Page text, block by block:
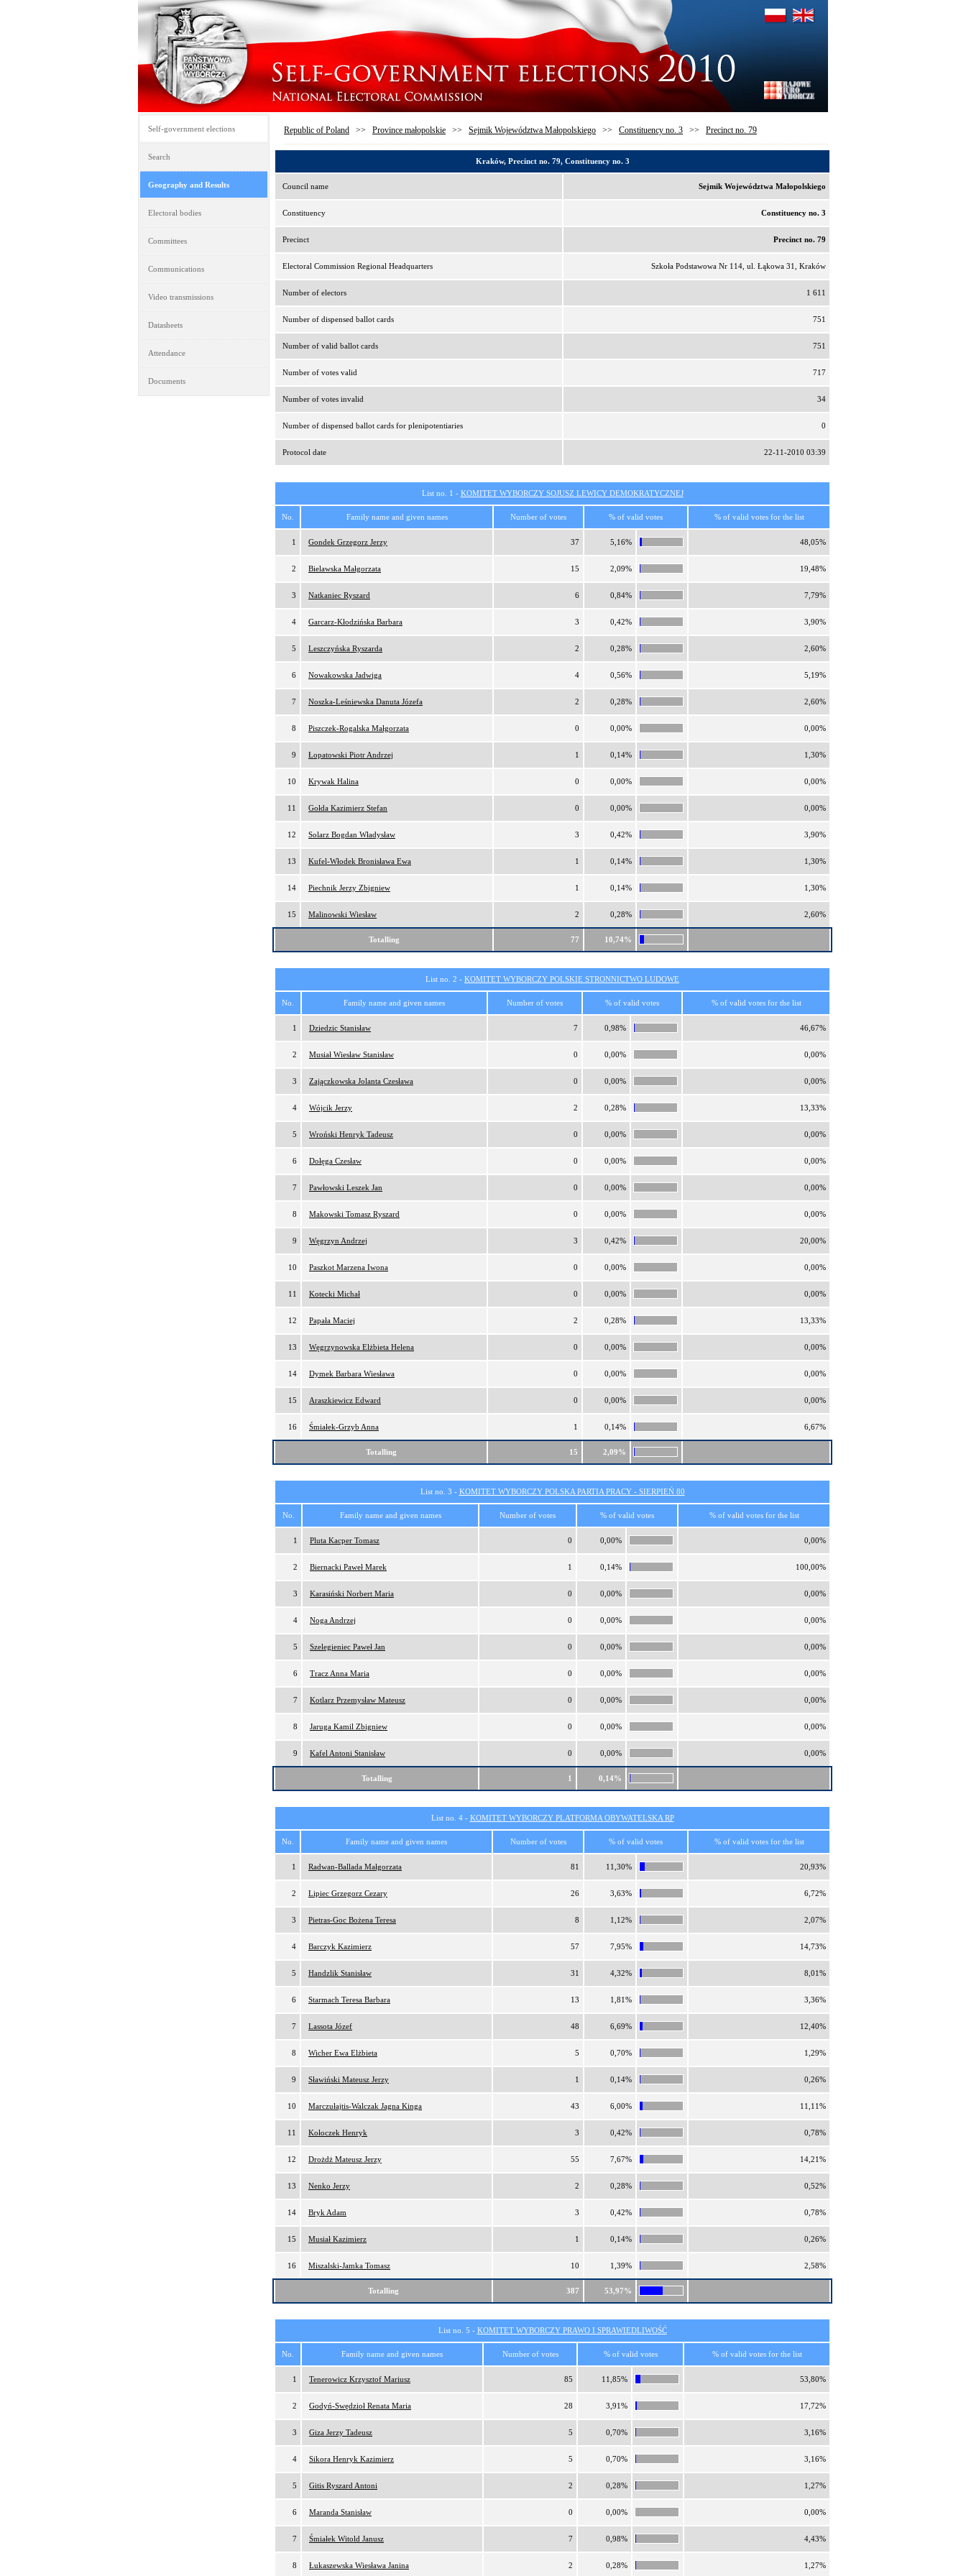
Self-government elections
Search
Geography and Results
Electoral bodies
Committees
Communications
Video transmissions
Datasheets
Attendance
Documents
Republic of Poland >> Province małopolskie >> Sejmik Województwa Małopolskiego >> Constituency no. 3 >> Precinct no. 79
Kraków, Precinct no. 79, Constituency no. 3
Council name Sejmik Województwa Małopolskiego
Constituency Constituency no. 3
Precinct Precinct no. 79
Electoral Commission Regional Headquarters Szkoła Podstawowa Nr 114, ul. Łąkowa 31, Kraków
Number of electors 1 611
Number of dispensed ballot cards 751
Number of valid ballot cards 751
Number of votes valid 717
Number of votes invalid 34
Number of dispensed ballot cards for plenipotentiaries 0
Protocol date 22-11-2010 03:39
List no. 1 - KOMITET WYBORCZY SOJUSZ LEWICY DEMOKRATYCZNEJ
No. Family name and given names Number of votes % of valid votes % of valid votes for the list
1 Gondek Grzegorz Jerzy 37 5,16% 48,05%
2 Bielawska Małgorzata 15 2,09% 19,48%
3 Natkaniec Ryszard 6 0,84% 7,79%
4 Garcarz-Kłodzińska Barbara 3 0,42% 3,90%
5 Leszczyńska Ryszarda 2 0,28% 2,60%
6 Nowakowska Jadwiga 4 0,56% 5,19%
7 Noszka-Leśniewska Danuta Józefa 2 0,28% 2,60%
8 Piszczek-Rogalska Małgorzata 0 0,00% 0,00%
9 Łopatowski Piotr Andrzej 1 0,14% 1,30%
10 Krywak Halina 0 0,00% 0,00%
11 Gołda Kazimierz Stefan 0 0,00% 0,00%
12 Solarz Bogdan Władysław 3 0,42% 3,90%
13 Kufel-Włodek Bronisława Ewa 1 0,14% 1,30%
14 Piechnik Jerzy Zbigniew 1 0,14% 1,30%
15 Malinowski Wiesław 2 0,28% 2,60%
Totalling 77 10,74%
List no. 2 - KOMITET WYBORCZY POLSKIE STRONNICTWO LUDOWE
No. Family name and given names Number of votes % of valid votes % of valid votes for the list
1 Dziedzic Stanisław 7 0,98% 46,67%
2 Musiał Wiesław Stanisław 0 0,00% 0,00%
3 Zajączkowska Jolanta Czesława 0 0,00% 0,00%
4 Wójcik Jerzy 2 0,28% 13,33%
5 Wroński Henryk Tadeusz 0 0,00% 0,00%
6 Dołęga Czesław 0 0,00% 0,00%
7 Pawłowski Leszek Jan 0 0,00% 0,00%
8 Makowski Tomasz Ryszard 0 0,00% 0,00%
9 Węgrzyn Andrzej 3 0,42% 20,00%
10 Paszkot Marzena Iwona 0 0,00% 0,00%
11 Kotecki Michał 0 0,00% 0,00%
12 Papała Maciej 2 0,28% 13,33%
13 Węgrzynowska Elżbieta Helena 0 0,00% 0,00%
14 Dymek Barbara Wiesława 0 0,00% 0,00%
15 Araszkiewicz Edward 0 0,00% 0,00%
16 Śmiałek-Grzyb Anna 1 0,14% 6,67%
Totalling 15 2,09%
List no. 3 - KOMITET WYBORCZY POLSKA PARTIA PRACY - SIERPIEŃ 80
No. Family name and given names Number of votes % of valid votes % of valid votes for the list
1 Pluta Kacper Tomasz 0 0,00% 0,00%
2 Biernacki Paweł Marek 1 0,14% 100,00%
3 Karasiński Norbert Maria 0 0,00% 0,00%
4 Noga Andrzej 0 0,00% 0,00%
5 Szelegieniec Paweł Jan 0 0,00% 0,00%
6 Tracz Anna Maria 0 0,00% 0,00%
7 Kotlarz Przemysław Mateusz 0 0,00% 0,00%
8 Jaruga Kamil Zbigniew 0 0,00% 0,00%
9 Kafel Antoni Stanisław 0 0,00% 0,00%
Totalling 1 0,14%
List no. 4 - KOMITET WYBORCZY PLATFORMA OBYWATELSKA RP
No. Family name and given names Number of votes % of valid votes % of valid votes for the list
1 Radwan-Ballada Małgorzata 81 11,30% 20,93%
2 Lipiec Grzegorz Cezary 26 3,63% 6,72%
3 Pietras-Goc Bożena Teresa 8 1,12% 2,07%
4 Barczyk Kazimierz 57 7,95% 14,73%
5 Handzlik Stanisław 31 4,32% 8,01%
6 Starmach Teresa Barbara 13 1,81% 3,36%
7 Lassota Józef 48 6,69% 12,40%
8 Wicher Ewa Elżbieta 5 0,70% 1,29%
9 Sławiński Mateusz Jerzy 1 0,14% 0,26%
10 Marczułajtis-Walczak Jagna Kinga 43 6,00% 11,11%
11 Kołoczek Henryk 3 0,42% 0,78%
12 Drożdż Mateusz Jerzy 55 7,67% 14,21%
13 Nenko Jerzy 2 0,28% 0,52%
14 Bryk Adam 3 0,42% 0,78%
15 Musiał Kazimierz 1 0,14% 0,26%
16 Miszalski-Jamka Tomasz 10 1,39% 2,58%
Totalling 387 53,97%
List no. 5 - KOMITET WYBORCZY PRAWO I SPRAWIEDLIWOŚĆ
No. Family name and given names Number of votes % of valid votes % of valid votes for the list
1 Tenerowicz Krzysztof Mariusz 85 11,85% 53,80%
2 Godyń-Swędzioł Renata Maria 28 3,91% 17,72%
3 Giza Jerzy Tadeusz 5 0,70% 3,16%
4 Sikora Henryk Kazimierz 5 0,70% 3,16%
5 Gitis Ryszard Antoni 2 0,28% 1,27%
6 Maranda Stanisław 0 0,00% 0,00%
7 Śmiałek Witold Janusz 7 0,98% 4,43%
8 Łukaszewska Wiesława Janina 2 0,28% 1,27%